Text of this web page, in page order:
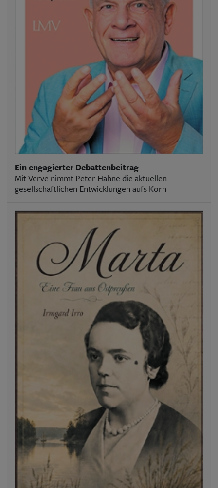
Ein engagierter Debattenbeitrag
Mit Verve nimmt Peter Hahne die aktuellen
gesellschaftlichen Entwicklungen aufs Korn